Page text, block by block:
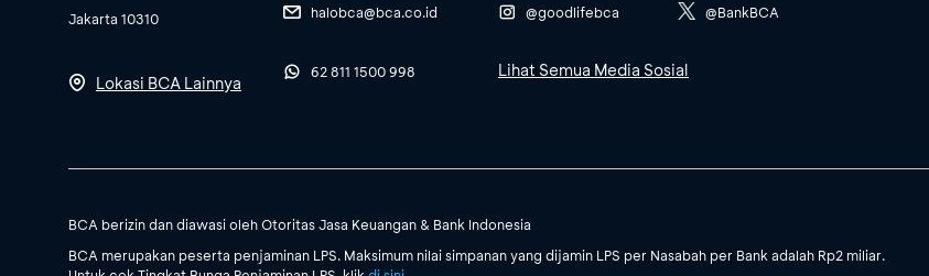
Jakarta 10310
Lokasi BCA Lainnya
halobca@bca.co.id
62 811 1500 998
@goodlifebca @BankBCA
Lihat Semua Media Sosial
BCA berizin dan diawasi oleh Otoritas Jasa Keuangan & Bank Indonesia
BCA merupakan peserta penjaminan LPS. Maksimum nilai simpanan yang dijamin LPS per Nasabah per Bank adalah Rp2 miliar.